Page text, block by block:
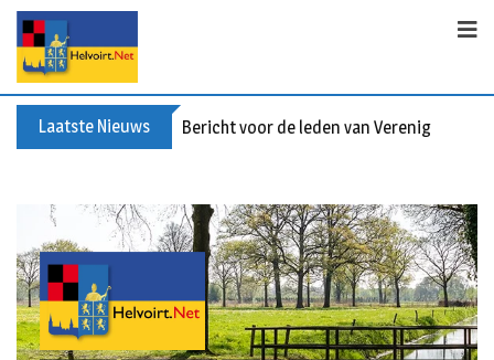
Laatste Nieuws Bericht voor de leden van Vereniging 55+